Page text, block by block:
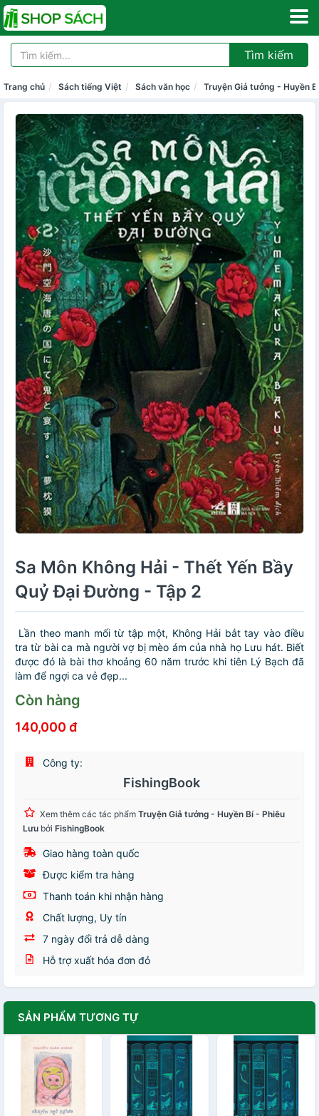
Tìm kiếm
Trang chủ Sách tiếng Việt Sách văn học Truyện Giả tưởng - Huyền
Sa Môn Không Hải - Thết Yến Bầy
Quỷ Đại Đường - Tập 2
Lần theo manh mối từ tập một, Không Hải bắt tay vào điều
tra từ bài ca mà người vợ bị mèo ám của nhà họ Lưu hát. Biết
được đó là bài thơ khoảng 60 năm trước khi tiên Lý Bạch đã
làm để ngợi ca vẻ đẹp...
Còn hàng
140,000 đ
Công ty:
FishingBook
Xem thêm các tác phẩm Truyện Giả tưởng - Huyền Bí - Phiêu
Lưu bởi FishingBook
Giao hàng toàn quốc
Được kiểm tra hàng
Thanh toán khi nhận hàng
Chất lượng, Uy tín
7 ngày đổi trả dễ dàng
Hỗ trợ xuất hóa đơn đỏ
SẢN PHẨM TƯƠNG TỰ